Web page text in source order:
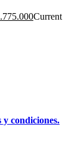
Current
y condiciones.